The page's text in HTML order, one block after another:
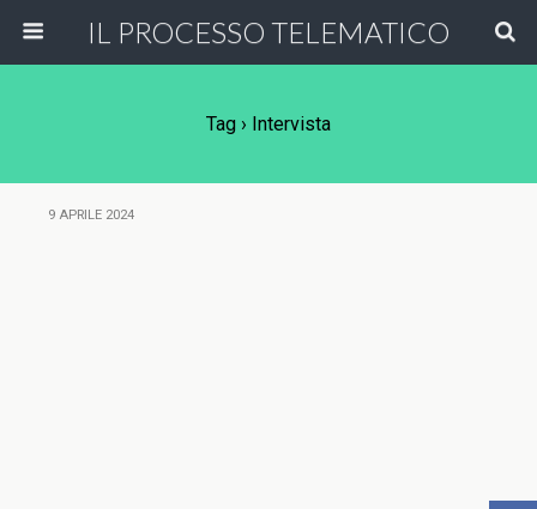
IL PROCESSO TELEMATICO
Tag › Intervista
9 APRILE 2024